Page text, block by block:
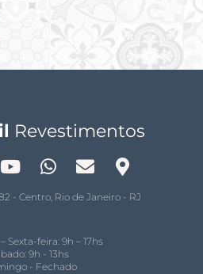
Revestimentos
- Centro, Rio de Janeiro - RJ
Sexta-feira: 9h – 17hs
9h - 13hs
- Fechado